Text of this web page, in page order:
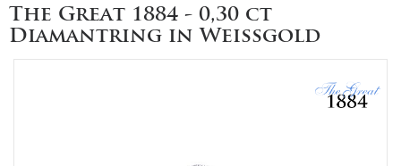
The Great 1884 - 0,30 ct
Diamantring in Weissgold